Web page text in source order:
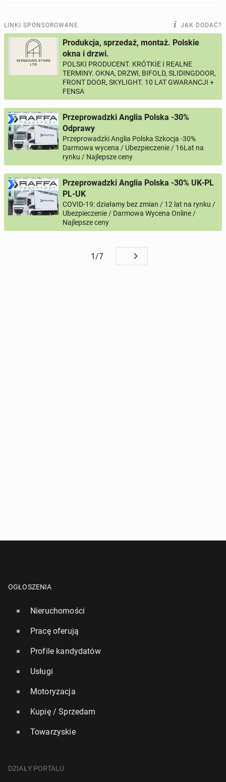
LINKI SPONSOROWANE JAK DODAĆ?
Produkcja, sprzedaż, montaż. Polskie
okna i drzwi.
POLSKI PRODUCENT. KRÓTKIE I REALNE
TERMINY. OKNA, DRZWI, BIFOLD, SLIDINGDOOR,
FRONT DOOR, SKYLIGHT. 10 LAT GWARANCJI +
FENSA
Przeprowadzki Anglia Polska -30%
Odprawy
Przeprowadzki Anglia Polska Szkocja -30%
Darmowa wycena / Ubezpieczenie / 16Lat na
rynku / Najlepsze ceny
Przeprowadzki Anglia Polska -30% UK-PL
PL-UK
COVID-19: działamy bez zmian / 12 lat na rynku /
Ubezpieczenie / Darmowa Wycena Online /
Najlepsze ceny
1/7
OGŁOSZENIA
Nieruchomości
Pracę oferują
Profile kandydatów
Usługi
Motoryzacja
Kupię / Sprzedam
Towarzyskie
DZIAŁY PORTALU